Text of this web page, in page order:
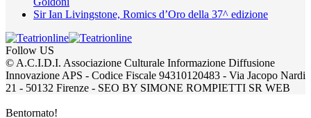
Sir Ian Livingstone, Romics d’Oro della 37^ edizione
Follow US
© A.C.I.D.I. Associazione Culturale Informazione Diffusione
Innovazione APS - Codice Fiscale 94310120483 - Via Jacopo Nardi
21 - 50132 Firenze - SEO BY SIMONE ROMPIETTI SR WEB
Bentornato!